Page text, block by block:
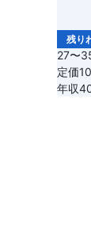
残り
27〜
定価
年収